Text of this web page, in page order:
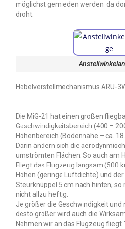
möglichst gemieden werden, da
droht.
Hebelverstellmechanismus ARU-
Die MiG-21 hat einen großen
Geschwindigkeitsbereich (400 –
Höhenbereich (Bodennähe – ca.
Darin ändern sich die
umströmten Flächen. So auch am
Fliegt das Flugzeug langsam (500
Höhen (geringe Luftdichte) und der
Steurknüppel 5 cm nach hinten, so
nicht allzu heftig.
Je größer die Geschwindigkeit und
desto größer wird auch die
Nehmen wir an das Flugzeug fliegt